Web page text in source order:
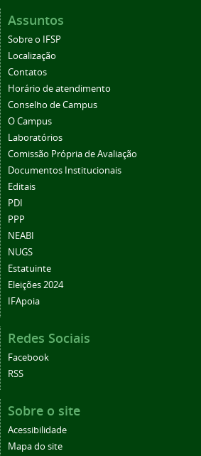
Assuntos
Sobre o IFSP
Localização
Contatos
Horário de atendimento
Conselho de Campus
O Campus
Laboratórios
Comissão Própria de Avaliação
Documentos Institucionais
Editais
PDI
PPP
NEABI
NUGS
Estatuinte
Eleições 2024
IFApoia
Redes Sociais
Facebook
RSS
Sobre o site
Acessibilidade
Mapa do site